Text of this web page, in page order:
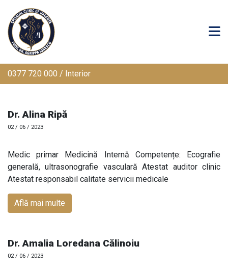
0377 720 000 / Interior
Dr. Alina Ripă
02 / 06 / 2023
Medic primar Medicină Internă Competențe: Ecografie
generală, ultrasonografie vasculară Atestat auditor clinic
Atestat responsabil calitate servicii medicale
Află mai multe
Dr. Amalia Loredana Călinoiu
02 / 06 / 2023